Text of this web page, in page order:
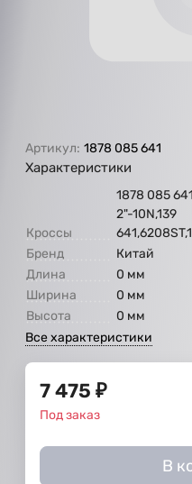
Артикул: 1878 085 641
Характеристики
Кроссы
1878 085
2"-10N,139
Бренд
Китай
Длина
0 мм
Ширина
0 мм
Высота
0 мм
Все характеристики
7 475 ₽
Под заказ
В